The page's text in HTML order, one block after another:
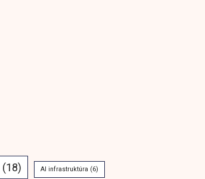
(18) AI infrastruktúra (6)